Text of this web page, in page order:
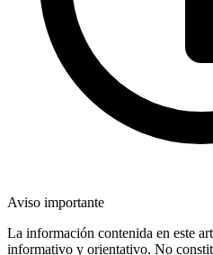
Aviso importante
La información contenida en este
informativo y orientativo. No